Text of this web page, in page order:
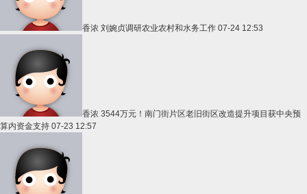
香浓 刘婉贞调研农业农村和水务工作 07-24 12:53
香浓 3544万元！南门街片区老旧街区改造提升项目获中央预
算内资金支持 07-23 12:57